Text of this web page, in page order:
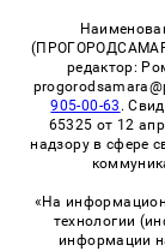
редактор:
905-00-63 .
65325 от 12
надзору в сфере
«На
технологии
информации